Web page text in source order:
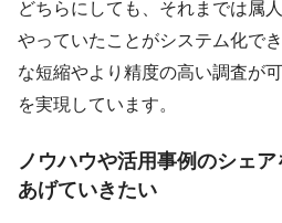
どちらにしても、それまでは属
やっていたことがシステム化で
な短縮やより精度の高い調査が
を実現しています。
ノウハウや活用事例のシェ
あげていきたい